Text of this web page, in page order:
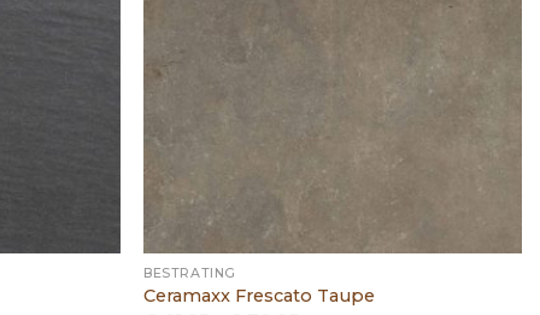
BESTRATING
Ceramaxx Frescato Taupe